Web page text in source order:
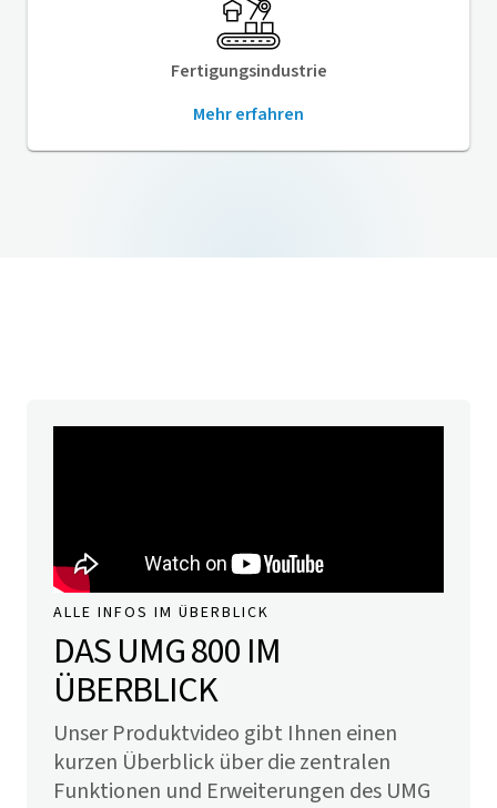
Fertigungsindustrie
Mehr erfahren
ALLE INFOS IM ÜBERBLICK
DAS UMG 800 IM
ÜBERBLICK
Unser Produktvideo gibt Ihnen einen
kurzen Überblick über die zentralen
Funktionen und Erweiterungen des UMG